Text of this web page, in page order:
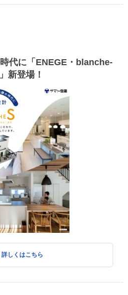
代に「ENEGE・blanche-
新登場！
詳しくはこちら